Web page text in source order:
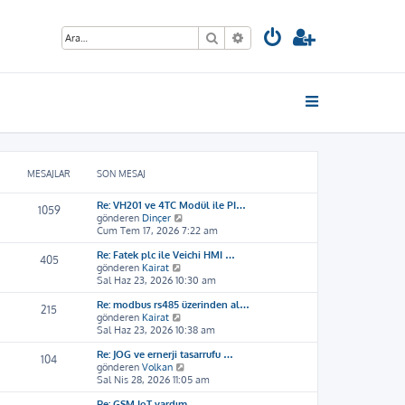
Ara Gelişmiş arama
MESAJLAR SON MESAJ
1059
Re: VH201 ve 4TC Modül ile PI…
gönderen Dinçer
o
n
m
s
a
j
g
ö
r
ü
n
t
Cum Tem 17, 2026 7:22 am
405
Re: Fatek plc ile Veichi HMI …
gönderen Kairat
o
n
m
s
a
j
ı
g
ö
Sal Haz 23, 2026 10:30 am
215
Re: modbus rs485 üzerinden al…
gönderen Kairat
o
n
m
e
s
a
Sal Haz 23, 2026 10:38 am
104
Re: JOG ve ernerji tasarrufu …
gönderen Volkan
o
n
Sal Nis 28, 2026 11:05 am